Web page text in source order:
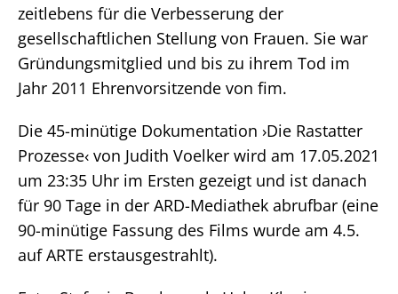
zeitlebens für die Verbesserung der
gesellschaftlichen Stellung von Frauen. Sie war
Gründungsmitglied und bis zu ihrem Tod im
Jahr 2011 Ehrenvorsitzende von fim.
Die 45-minütige Dokumentation ›Die Rastatter
Prozesse‹ von Judith Voelker wird am 17.05.2021
um 23:35 Uhr im Ersten gezeigt und ist danach
für 90 Tage in der ARD-Mediathek abrufbar (eine
90-minütige Fassung des Films wurde am 4.5.
auf ARTE erstausgestrahlt).